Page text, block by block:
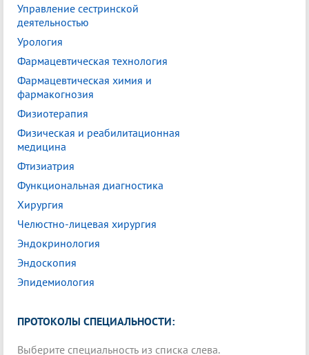
Управление сестринской
деятельностью
Урология
Фармацевтическая технология
Фармацевтическая химия и
фармакогнозия
Физиотерапия
Физическая и реабилитационная
медицина
Фтизиатрия
Функциональная диагностика
Хирургия
Челюстно-лицевая хирургия
Эндокринология
Эндоскопия
Эпидемиология
ПРОТОКОЛЫ СПЕЦИАЛЬНОСТИ:
Выберите специальность из списка слева.